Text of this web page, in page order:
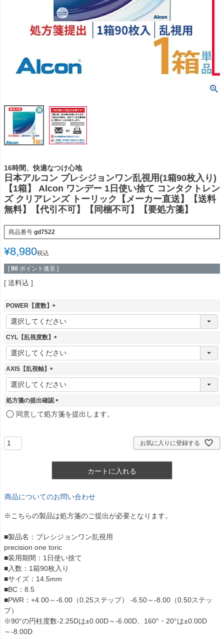
16時間、快適なつけ心地
日本アルコン プレシジョンワン乱視用(1箱90枚入り)
【1箱】 Alcon ワンデー 1日使い捨て コンタクトレン
ズ クリアレンズ トーリック【メーカー直送】【送料
無料】【代引不可】【同梱不可】【要処方箋】
商品番号 gd7522
¥8,980税込
[ 90 ポイント進呈 ]
送料込
POWER【度数】
(
必
須
CYL【乱視度数】
(
必
AXIS【乱視軸】
(
必
須
処方箋の提出確認
(
同意して処方箋を提出します。
お気に入りに登録する
カートに入れる
商品についてのお問い合わせ
※こちらの製品は処方箋のご提出が必要となります。
■製品名：プレシジョンワン乱視用
precision one toric
■装用期間：1日使い捨て
■入数：1箱90枚入り
■サイズ：14.5mm
■BC：8.5
■PWR：+4.00～-6.00（0.25ステップ） -6.50～-8.00（0.50ステッ
プ）
※90°の円柱度数-2.25Dは±0.00D～-6.00D、160°・20°は±0.00D
～-8.00D